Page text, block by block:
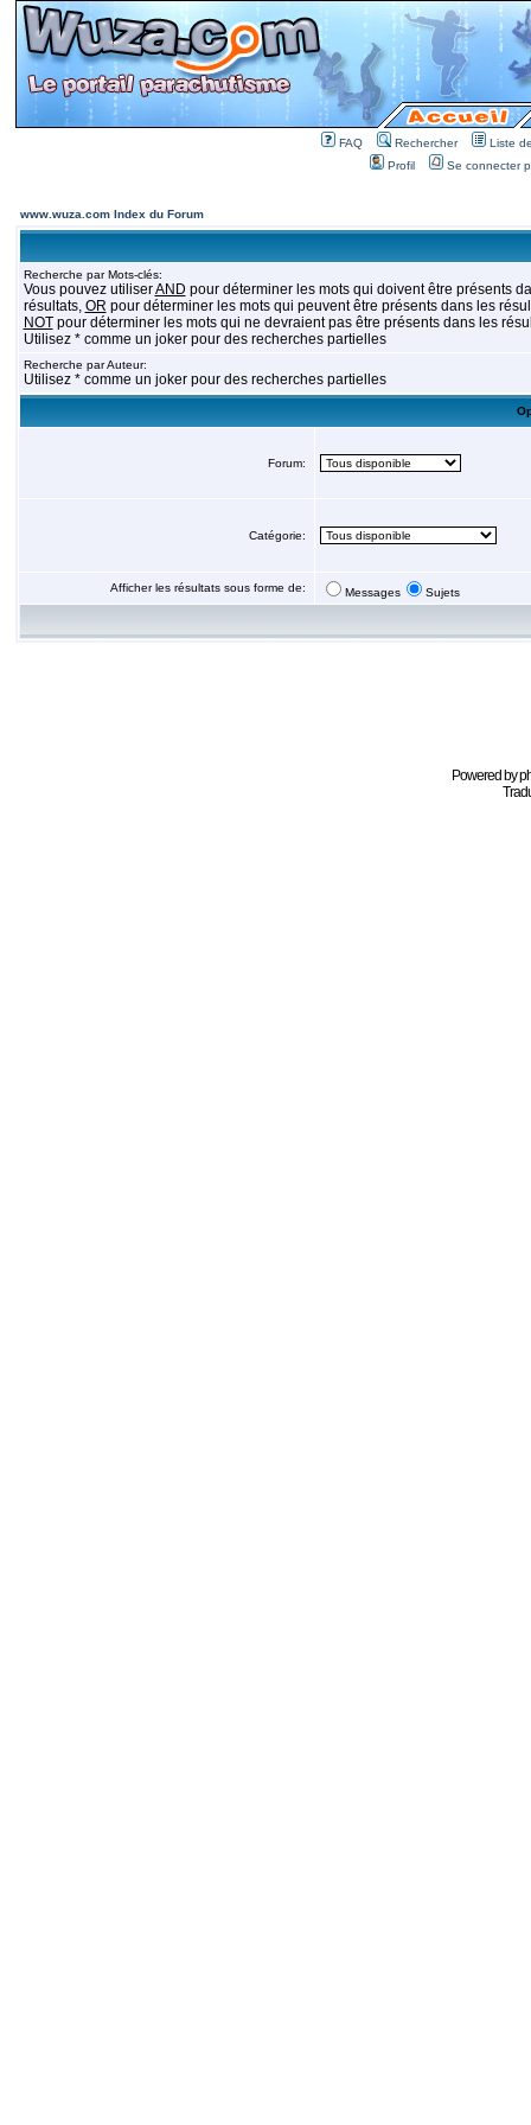
FAQ Rechercher
Liste
Profil
Se connecter
www.wuza.com Index du Forum
Recherche par Mots-clés:
Vous pouvez utiliserAND pour déterminer les mots qui doivent être présents
résultats, OR pour déterminer les mots qui peuvent être présents dans les
NOTpour déterminer les mots qui ne devraient pas être présents dans les
Utilisez * comme un joker pour des recherches partielles
Recherche par Auteur:
Utilisez * comme un joker pour des recherches partielles
Forum:
Catégorie:
Afficher les résultats sous forme de: Messages Sujets
Powered by